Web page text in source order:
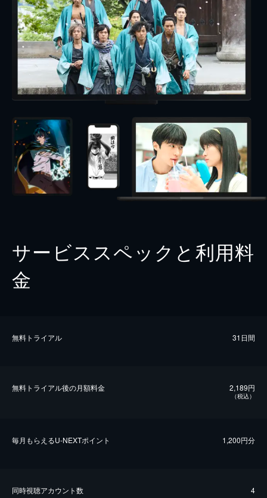
サービススペックと利用料
金
無料トライアル 31日間
無料トライアル後の⽉額料金 2,189円
（税込）
毎⽉もらえるU-NEXTポイント 1,200円分
同時視聴アカウント数 4